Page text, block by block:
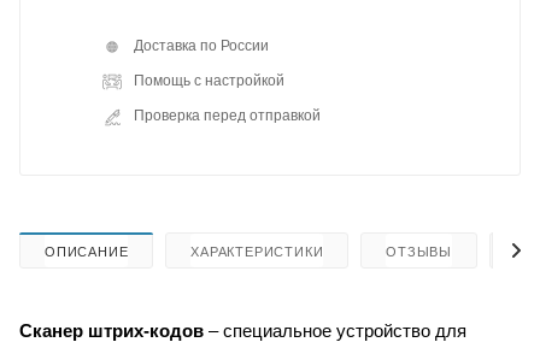
Доставка по России
Помощь с настройкой
Проверка перед отправкой
ОПИСАНИЕ ХАРАКТЕРИСТИКИ ОТЗЫВЫ
Сканер штрих-кодов – специальное устройство для